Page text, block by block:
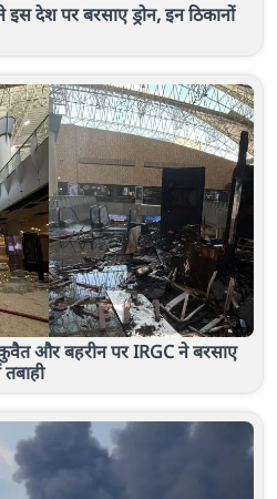
देश पर बरसाए ड्रोन, इन ठिकानों
और बहरीन पर IRGC ने बरसाए